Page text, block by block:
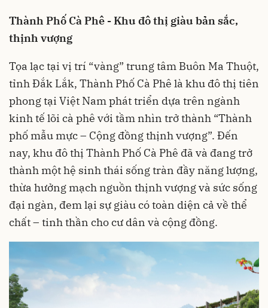
Thành Phố Cà Phê - Khu đô thị giàu bản sắc,
thịnh vượng
Tọa lạc tại vị trí “vàng” trung tâm Buôn Ma Thuột,
tỉnh Đắk Lắk, Thành Phố Cà Phê là khu đô thị tiên
phong tại Việt Nam phát triển dựa trên ngành
kinh tế lõi cà phê với tầm nhìn trở thành “Thành
phố mẫu mực – Cộng đồng thịnh vượng”. Đến
nay, khu đô thị Thành Phố Cà Phê đã và đang trở
thành một hệ sinh thái sống tràn đầy năng lượng,
thừa hưởng mạch nguồn thịnh vượng và sức sống
đại ngàn, đem lại sự giàu có toàn diện cả về thể
chất – tinh thần cho cư dân và cộng đồng.